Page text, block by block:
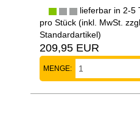
lieferbar in 2-5
pro Stück (inkl. MwSt.
Standardartikel)
209,95 EUR
MENGE: